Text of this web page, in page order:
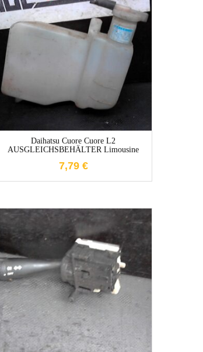
Daihatsu Cuore Cuore L2
AUSGLEICHSBEHÄLTER Limousine
7,79 €
1-3 Werktage